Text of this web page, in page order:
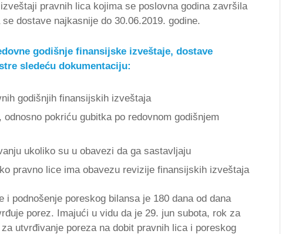
pravnih lica kojima se poslovna godina završila
dostave najkasnije do 30.06.2019. godine.
godišnje finansijske izveštaje, dostave
sledeću dokumentaciju:
godišnjih finansijskih izveštaja
pokriću gubitka po redovnom godišnjem
ukoliko su u obavezi da ga sastavljaju
pravno lice ima obavezu revizije finansijskih izveštaja
podnošenje poreskog bilansa je 180 dana od dana
porez. Imajući u vidu da je 29. jun subota, rok za
utvrđivanje poreza na dobit pravnih lica i poreskog